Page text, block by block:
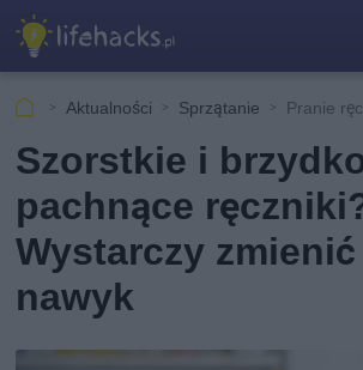
Aktualności Sprzątanie Pranie
Szorstkie i
pachnące
Wystarczy
nawyk